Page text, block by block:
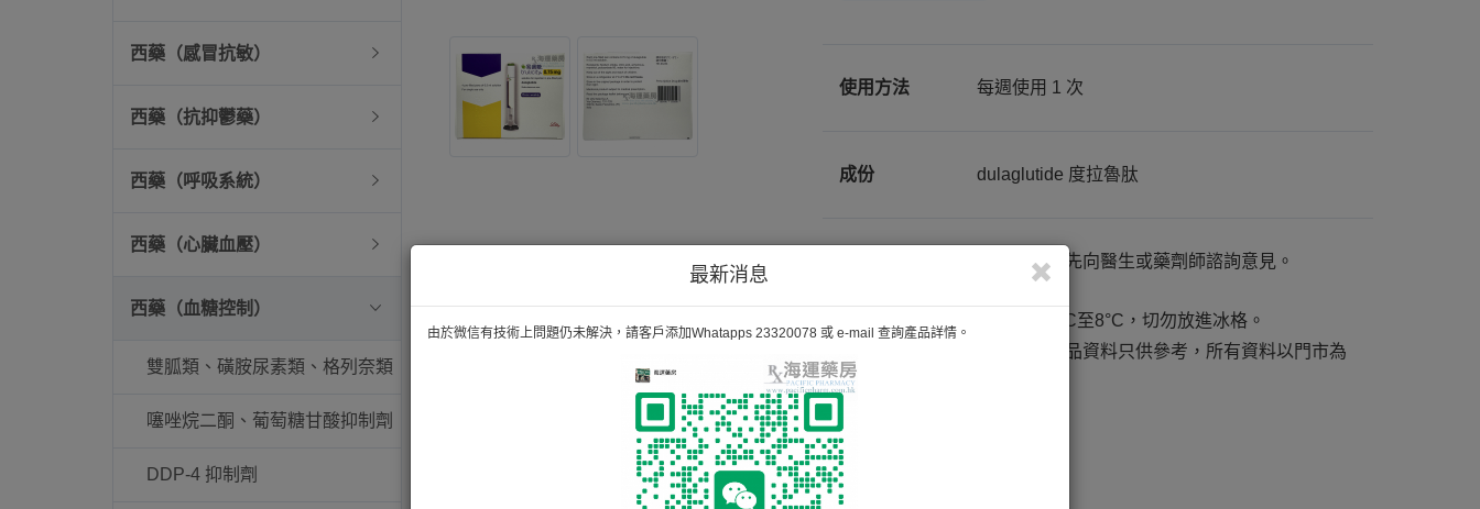
最新消息
由於微信有技術上問題仍未解決，請客戶添加Whatapps 23320078 或 e-mail 查詢產品詳情。
西藥（感冒抗敏）
西藥（抗抑鬱藥）
西藥（呼吸系統）
西藥（心臟血壓）
西藥（血糖控制）
雙胍類、磺胺尿素類、格列奈類
噻唑烷二酮、葡萄糖甘酸抑制劑
DDP-4 抑制劑
使用方法 每週使用 1 次
成份 dulaglutide 度拉魯肽
請於使用前先向醫生或藥劑師諮詢意見。
HK-64234
請儲存於2°C至8°C，切勿放進冰格。
網站內之產品資料只供參考，所有資料以門市為